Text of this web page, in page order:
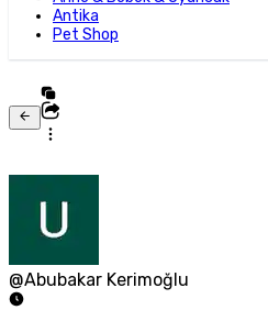
Antika
Pet Shop
@Abubakar Kerimoğlu